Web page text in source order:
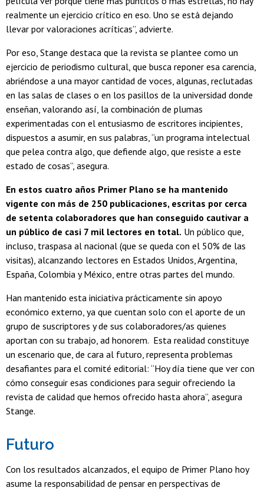
realmente un ejercicio crítico en eso. Uno se está dejando
llevar por valoraciones acríticas”, advierte.
Por eso, Stange destaca que la revista se plantee como un
ejercicio de periodismo cultural, que busca reponer esa carencia,
abriéndose a una mayor cantidad de voces, algunas, reclutadas
en las salas de clases o en los pasillos de la universidad donde
enseñan, valorando así, la combinación de plumas
experimentadas con el entusiasmo de escritores incipientes,
dispuestos a asumir, en sus palabras, “un programa intelectual
que pelea contra algo, que defiende algo, que resiste a este
estado de cosas”, asegura.
En estos cuatro años Primer Plano se ha mantenido
vigente con más de 250 publicaciones, escritas por cerca
de setenta colaboradores que han conseguido cautivar a
un público de casi 7 mil lectores en total. Un público que,
incluso, traspasa al nacional (que se queda con el 50% de las
visitas), alcanzando lectores en Estados Unidos, Argentina,
España, Colombia y México, entre otras partes del mundo.
Han mantenido esta iniciativa prácticamente sin apoyo
económico externo, ya que cuentan solo con el aporte de un
grupo de suscriptores y de sus colaboradores/as quienes
aportan con su trabajo, ad honorem. Esta realidad constituye
un escenario que, de cara al futuro, representa problemas
desafiantes para el comité editorial: “Hoy día tiene que ver con
cómo conseguir esas condiciones para seguir ofreciendo la
revista de calidad que hemos ofrecido hasta ahora”, asegura
Stange.
Futuro
Con los resultados alcanzados, el equipo de Primer Plano hoy
asume la responsabilidad de pensar en perspectivas de